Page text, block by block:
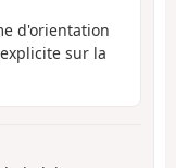
d'orientation
sur la